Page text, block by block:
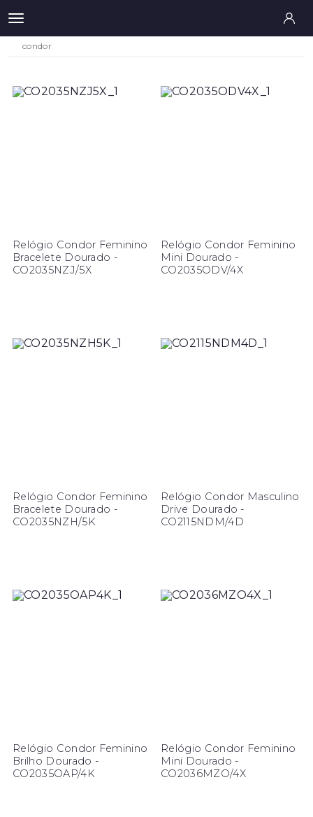
condor
Relógio Condor Feminino
Bracelete Dourado -
CO2035NZJ/5X
Relógio Condor Feminino
Mini Dourado -
CO2035ODV/4X
Relógio Condor Feminino
Bracelete Dourado -
CO2035NZH/5K
Relógio Condor Masculino
Drive Dourado -
CO2115NDM/4D
Relógio Condor Feminino
Brilho Dourado -
CO2035OAP/4K
Relógio Condor Feminino
Mini Dourado -
CO2036MZO/4X